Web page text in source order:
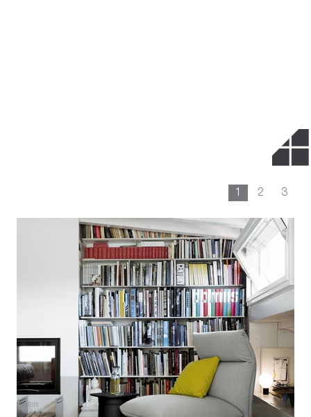
2 3